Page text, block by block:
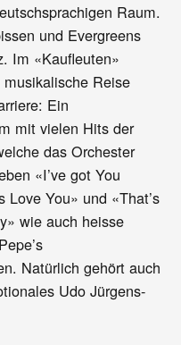
Raum.
und Evergreens
Im «Kaufleuten»
Reise
Ein
mit vielen Hits der
das Orchester
«I’ve got You
You» und «That’s
wie auch heisse
Natürlich gehört auch
Udo Jürgens-